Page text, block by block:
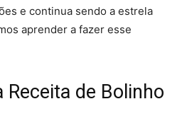
e continua sendo a estrela
aprender a fazer esse
Receita de Bolinho